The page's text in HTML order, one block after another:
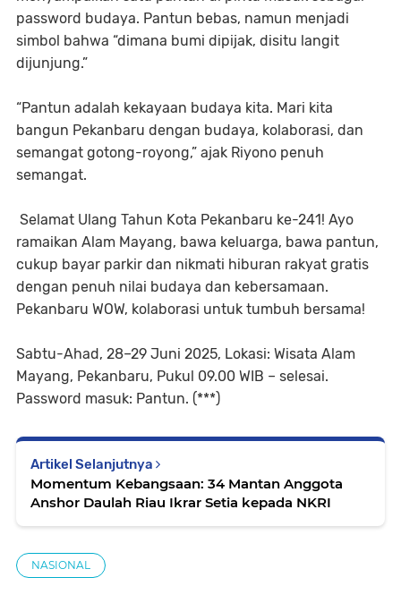
password budaya. Pantun bebas, namun menjadi
simbol bahwa “dimana bumi dipijak, disitu langit
dijunjung.”
“Pantun adalah kekayaan budaya kita. Mari kita
bangun Pekanbaru dengan budaya, kolaborasi, dan
semangat gotong-royong,” ajak Riyono penuh
semangat.
Selamat Ulang Tahun Kota Pekanbaru ke-241! Ayo
ramaikan Alam Mayang, bawa keluarga, bawa pantun,
cukup bayar parkir dan nikmati hiburan rakyat gratis
dengan penuh nilai budaya dan kebersamaan.
Pekanbaru WOW, kolaborasi untuk tumbuh bersama!
Sabtu-Ahad, 28–29 Juni 2025, Lokasi: Wisata Alam
Mayang, Pekanbaru, Pukul 09.00 WIB – selesai.
Password masuk: Pantun. (***)
Artikel Selanjutnya
Momentum Kebangsaan: 34 Mantan Anggota
Anshor Daulah Riau Ikrar Setia kepada NKRI
NASIONAL